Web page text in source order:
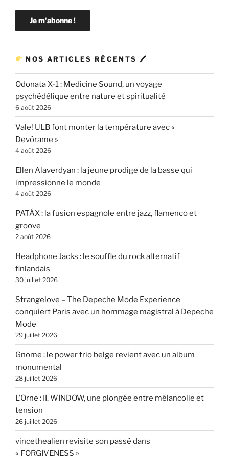
NOS ARTICLES RÉCENTS 🖊
Odonata X-1 : Medicine Sound, un voyage
psychédélique entre nature et spiritualité
6 août 2026
Vale! ULB font monter la température avec «
Devórame »
4 août 2026
Ellen Alaverdyan : la jeune prodige de la basse qui
impressionne le monde
4 août 2026
PATÁX : la fusion espagnole entre jazz, flamenco et
groove
2 août 2026
Headphone Jacks : le souffle du rock alternatif
finlandais
30 juillet 2026
Strangelove – The Depeche Mode Experience
conquiert Paris avec un hommage magistral à Depeche
Mode
29 juillet 2026
Gnome : le power trio belge revient avec un album
monumental
28 juillet 2026
L’Orne : II. WINDOW, une plongée entre mélancolie et
tension
26 juillet 2026
vincethealien revisite son passé dans
« FORGIVENESS »